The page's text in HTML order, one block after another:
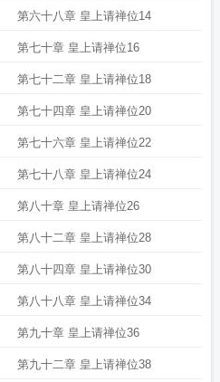
第六十八章 皇上请禅位14
第七十章 皇上请禅位16
第七十二章 皇上请禅位18
第七十四章 皇上请禅位20
第七十六章 皇上请禅位22
第七十八章 皇上请禅位24
第八十章 皇上请禅位26
第八十二章 皇上请禅位28
第八十四章 皇上请禅位30
第八十八章 皇上请禅位34
第九十章 皇上请禅位36
第九十二章 皇上请禅位38